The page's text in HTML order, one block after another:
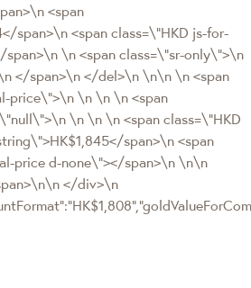
<span
span>\n <span class=\"HKD js-for-
span>\n \n <span class=\"sr-only\">\n
</span>\n </del>\n \n\n \n <span
price\">\n \n \n \n <span
\n \n \n <span class=\"HKD
span>\n <span
price d-none\"></span>\n \n\n
</div>\n